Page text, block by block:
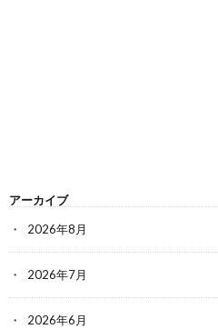
アーカイブ
2026年8月
2026年7月
2026年6月